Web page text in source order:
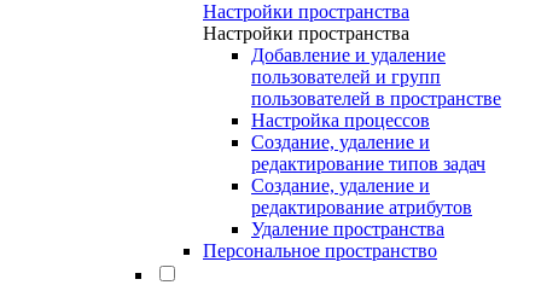
Настройки пространства
Настройки пространства
Добавление и удаление
пользователей и групп
пользователей в пространстве
Настройка процессов
Создание, удаление и
редактирование типов задач
Создание, удаление и
редактирование атрибутов
Удаление пространства
Персональное пространство